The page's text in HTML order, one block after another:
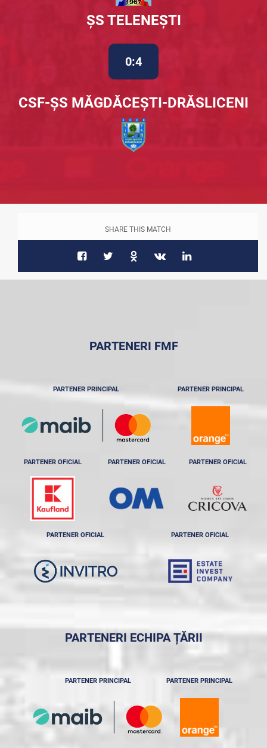
ȘS TELENEȘTI
0:4
CSF-ȘS MĂGDĂCEȘTI-DRĂSLICENI
SHARE THIS MATCH
PARTENERI FMF
PARTENER PRINCIPAL PARTENER PRINCIPAL
PARTENER OFICIAL PARTENER OFICIAL PARTENER OFICIAL
PARTENER OFICIAL PARTENER OFICIAL
PARTENERI ECHIPA ȚĂRII
PARTENER PRINCIPAL PARTENER PRINCIPAL